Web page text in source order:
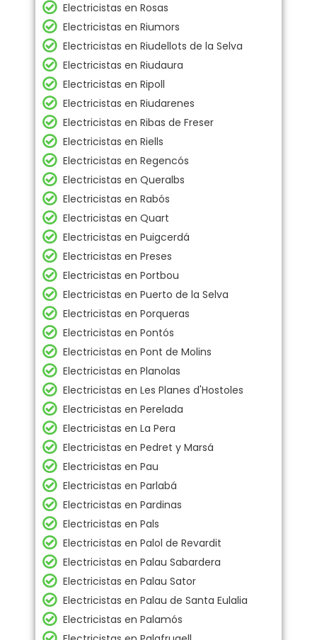
Electricistas en Rosas
Electricistas en Riumors
Electricistas en Riudellots de la Selva
Electricistas en Riudaura
Electricistas en Ripoll
Electricistas en Riudarenes
Electricistas en Ribas de Freser
Electricistas en Riells
Electricistas en Regencós
Electricistas en Queralbs
Electricistas en Rabós
Electricistas en Quart
Electricistas en Puigcerdá
Electricistas en Preses
Electricistas en Portbou
Electricistas en Puerto de la Selva
Electricistas en Porqueras
Electricistas en Pontós
Electricistas en Pont de Molins
Electricistas en Planolas
Electricistas en Les Planes d'Hostoles
Electricistas en Perelada
Electricistas en La Pera
Electricistas en Pedret y Marsá
Electricistas en Pau
Electricistas en Parlabá
Electricistas en Pardinas
Electricistas en Pals
Electricistas en Palol de Revardit
Electricistas en Palau Sabardera
Electricistas en Palau Sator
Electricistas en Palau de Santa Eulalia
Electricistas en Palamós